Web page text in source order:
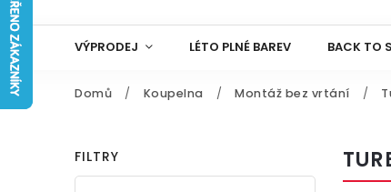
VÝPRODEJ LÉTO PLNÉ BAREV BACK TO
Domů / Koupelna / Montáž bez vrtání /
FILTRY